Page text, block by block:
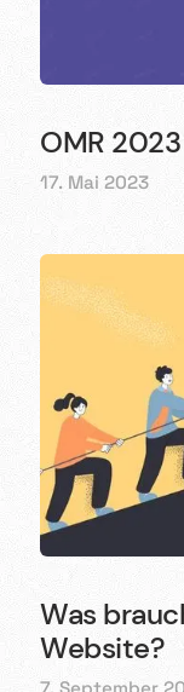
OMR
17. Mai 2023
Was
Website?
7. September